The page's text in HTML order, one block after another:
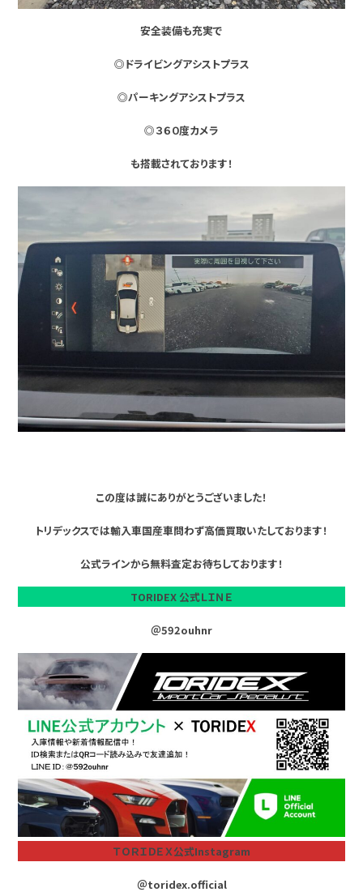
安全装備も充実で
◎ドライビングアシストプラス
◎パーキングアシストプラス
◎３６０度カメラ
も搭載されております！
この度は誠にありがとうございました！
トリデックスでは輸入車国産車問わず高価買取いたしております！
公式ラインから無料査定お待ちしております！
TORIDEX 公式ＬＩＮＥ
＠592ouhnr
ＴＯＲＩＤＥＸ公式Instagram
＠toridex.official